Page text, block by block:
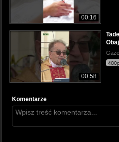
00:16
00:58
480p
Komentarze